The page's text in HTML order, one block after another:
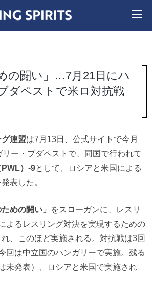
の闘い」…7月21日にハ
ダペストで米ロ対抗戦
連盟は7月13日、公式サイトで今月
ー・ブダペストで、同国で行われて
PWL）-9として、ロシアと米国による
表した。
ための闘い」
をスローガンに、レスリ
よるレスリング対決を実現するための
、このほど実施される。対抗戦は3回
回は中立国のハンガリーで実施。残る
未発表）、ロシアと米国で実施され